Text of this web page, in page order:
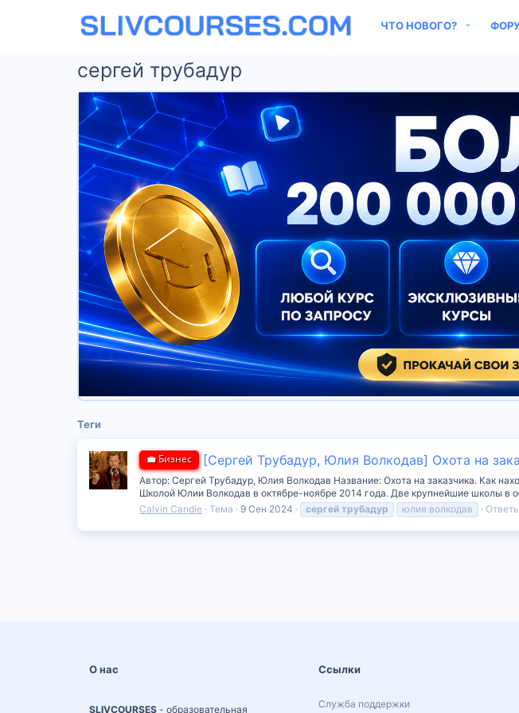
ЧТО НОВОГО?
сергей трубадур
Теги
💼 Бизнес [Сергей Трубадур, Юлия Волкодав] Охота на
Автор: Сергей Трубадур, Юлия Волкодав Название: Охота на заказчика. Как
Школой Юлии Волкодав в октябре-ноябре 2014 года. Две крупнейшие школы в
Calvin Candie Тема 9 Сен 2024 сергей трубадур юлия волкодав
О нас
SLIVCOURSES - образовательная
Ссылки
Служба поддержки